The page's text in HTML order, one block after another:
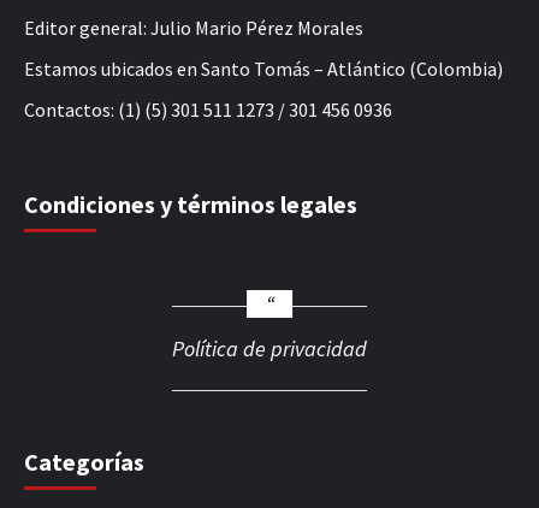
Editor general: Julio Mario Pérez Morales
Estamos ubicados en Santo Tomás – Atlántico (Colombia)
Contactos: (1) (5) 301 511 1273 / 301 456 0936
Condiciones y términos legales
Política de privacidad
Categorías